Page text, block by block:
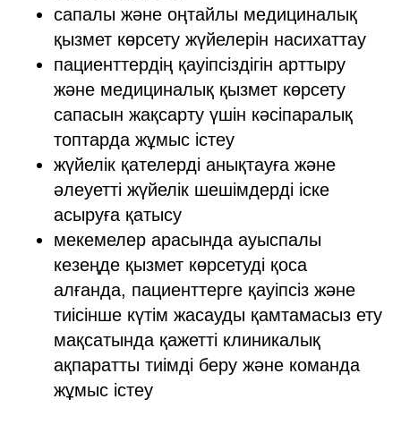
сапалы және оңтайлы медициналық
қызмет көрсету жүйелерін насихаттау
пациенттердің қауіпсіздігін арттыру
және медициналық қызмет көрсету
сапасын жақсарту үшін кәсіпаралық
топтарда жұмыс істеу
жүйелік қателерді анықтауға және
әлеуетті жүйелік шешімдерді іске
асыруға қатысу
мекемелер арасында ауыспалы
кезеңде қызмет көрсетуді қоса
алғанда, пациенттерге қауіпсіз және
тиісінше күтім жасауды қамтамасыз ету
мақсатында қажетті клиникалық
ақпаратты тиімді беру және команда
жұмыс істеу